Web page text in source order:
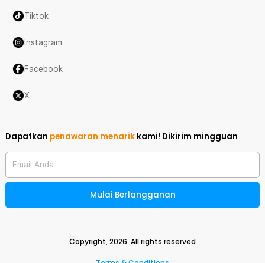
Tiktok
Instagram
Facebook
X
Dapatkan penawaran menarik kami! Dikirim mingguan
Email Anda
Mulai Berlangganan
Copyright,2026. All rights reserved